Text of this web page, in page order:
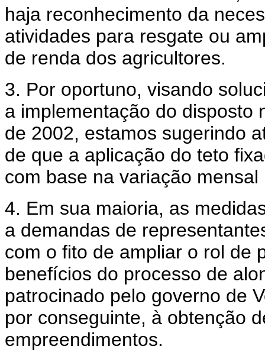
haja reconhecimento da
atividades para resgate ou
de renda dos agricultores.
3. Por oportuno, visando
a implementação do disposto
de 2002, estamos sugerindo
de que a aplicação do teto
com base na variação
4. Em sua maioria, as
a demandas de
com o fito de ampliar o rol de
benefícios do processo de
patrocinado pelo governo de
por conseguinte, à obtenção
empreendimentos.